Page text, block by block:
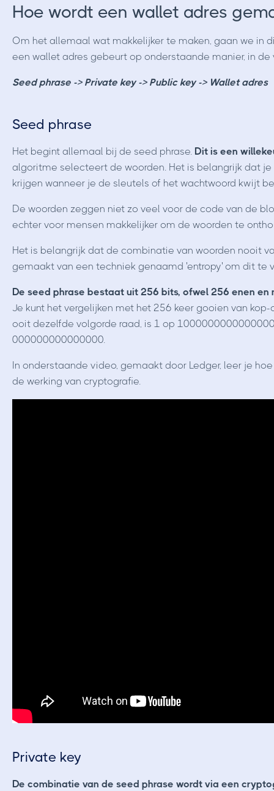
Hoe wordt een wallet adres
Om het allemaal wat makkelijker te maken, gaan we in
een wallet adres gebeurt op onderstaande manier, in
Seed phrase -> Private key -> Public key -> Wallet adres
Seed phrase
Het begint allemaal bij de seed phrase. Dit is een
algoritme selecteert de woorden. Het is belangrijk dat
krijgen wanneer je de sleutels of het wachtwoord kwijt
De woorden zeggen niet zo veel voor de code van de
echter voor mensen makkelijker om de woorden te
Het is belangrijk dat de combinatie van woorden nooit
gemaakt van een techniek genaamd 'entropy' om dit te
De seed phrase bestaat uit 256 bits, ofwel 256 enen en
Je kunt het vergelijken met het 256 keer gooien van
ooit dezelfde volgorde raad, is 1 op
000000000000000.
In onderstaande video, gemaakt door Ledger, leer je
de werking van cryptografie.
Private key
De combinatie van de seed phrase wordt via een